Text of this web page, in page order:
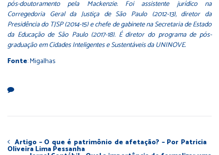
pós-doutoramento pela Mackenzie. Foi assistente jurídico na
Corregedoria Geral da Justiça de São Paulo (2012-13), diretor da
Presidência do TJSP (2014-15) e chefe de gabinete na Secretaria de Estado
da Educação de São Paulo (2017-18). É diretor do programa de pós-
graduação em Cidades Inteligentes e Sustentáveis da UNINOVE.
Fonte: Migalhas
Artigo – O que é patrimônio de afetação? – Por Patricia
Oliveira Lima Pessanha